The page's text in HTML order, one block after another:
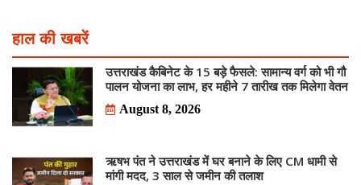
हाल की खबरें
उत्तराखंड कैबिनेट के 15 बड़े फैसले: सामान्य वर्ग को भी गौ
पालन योजना का लाभ, हर महीने 7 तारीख तक मिलेगा वेतन
August 8, 2026
ऋषभ पंत ने उत्तराखंड में घर बनाने के लिए CM धामी से
मांगी मदद, 3 साल से जमीन की तलाश